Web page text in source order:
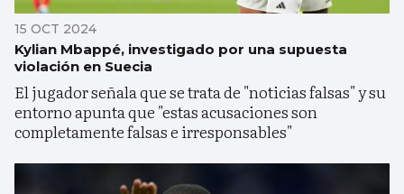
15 OCT 2024
Kylian Mbappé, investigado por una supuesta
violación en Suecia
El jugador señala que se trata de "noticias falsas" y su
entorno apunta que "estas acusaciones son
completamente falsas e irresponsables"